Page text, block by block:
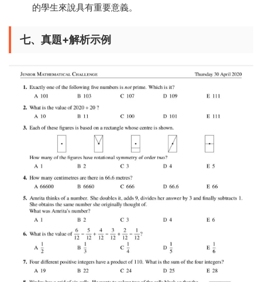
的學生來說具有重要意義。
七、真題+解析示例